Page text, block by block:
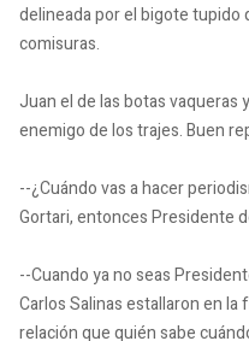
delineada por el bigote tupido
comisuras.
Juan el de las botas vaqueras
enemigo de los trajes.Buen
--¿Cuándo vas a hacer
Gortari, entonces Presidente
--Cuando ya no seas
Carlos Salinas estallaron en
relación que quién sabe